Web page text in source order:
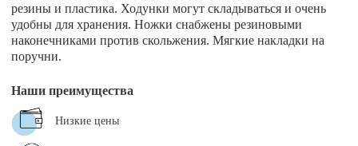
резины и пластика. Ходунки могут складываться и очень
удобны для хранения. Ножки снабжены резиновыми
наконечниками против скольжения. Мягкие накладки на
поручни.
Наши преимущества
Низкие цены